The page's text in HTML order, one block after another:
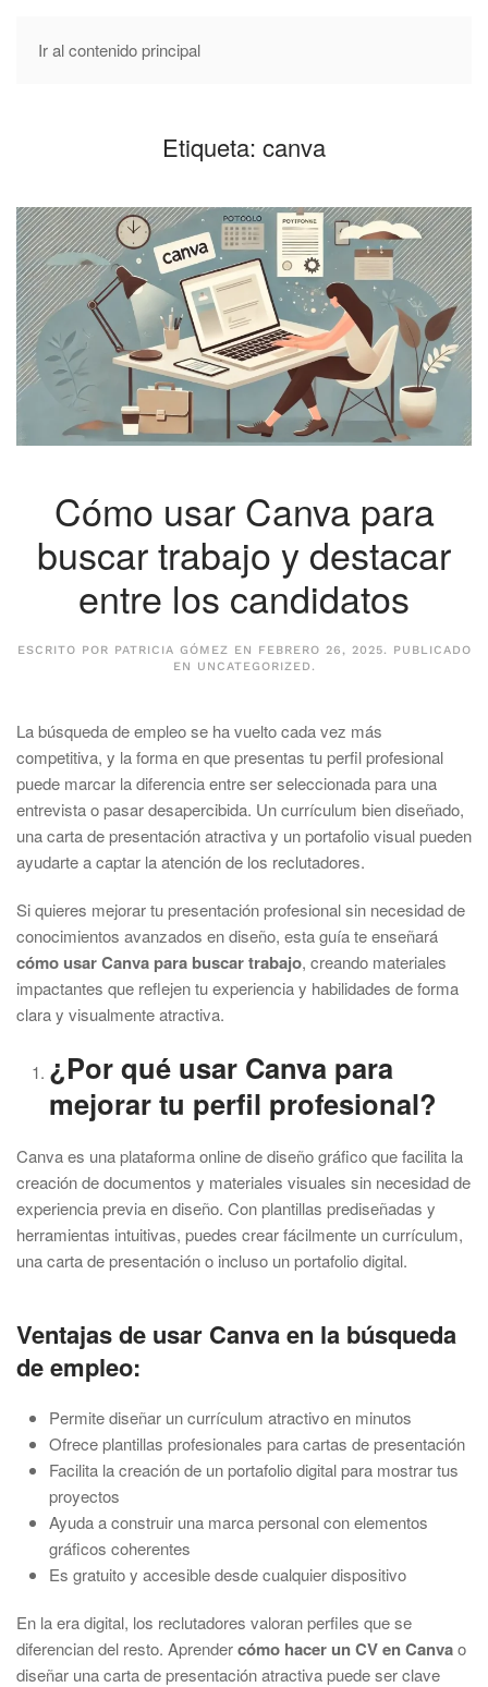
Ir al contenido principal
Etiqueta: canva
Cómo usar Canva para
buscar trabajo y destacar
entre los candidatos
ESCRITO POR PATRICIA GÓMEZ EN FEBRERO 26, 2025. PUBLICADO
EN
UNCATEGORIZED .
La búsqueda de empleo se ha vuelto cada vez más
competitiva, y la forma en que presentas tu perfil profesional
puede marcar la diferencia entre ser seleccionada para una
entrevista o pasar desapercibida. Un currículum bien diseñado,
una carta de presentación atractiva y un portafolio visual pueden
ayudarte a captar la atención de los reclutadores.
Si quieres mejorar tu presentación profesional sin necesidad de
conocimientos avanzados en diseño, esta guía te enseñará
cómo usar Canva para buscar trabajo, creando materiales
impactantes que reflejen tu experiencia y habilidades de forma
clara y visualmente atractiva.
¿Por qué usar Canva para
mejorar tu perfil profesional?
Canva es una plataforma online de diseño gráfico que facilita la
creación de documentos y materiales visuales sin necesidad de
experiencia previa en diseño. Con plantillas prediseñadas y
herramientas intuitivas, puedes crear fácilmente un currículum,
una carta de presentación o incluso un portafolio digital.
Ventajas de usar Canva en la búsqueda
de empleo:
Permite diseñar un currículum atractivo en minutos
Ofrece plantillas profesionales para cartas de presentación
Facilita la creación de un portafolio digital para mostrar tus
proyectos
Ayuda a construir una marca personal con elementos
gráficos coherentes
Es gratuito y accesible desde cualquier dispositivo
En la era digital, los reclutadores valoran perfiles que se
diferencian del resto. Aprendercómo hacer un CV en Canvao
diseñar una carta de presentación atractiva puede ser clave